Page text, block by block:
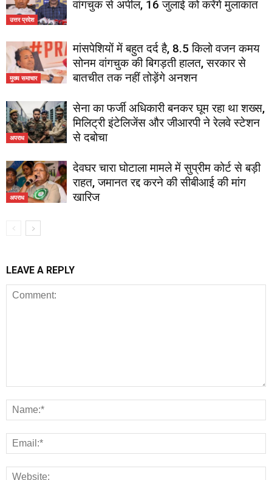
उत्तर प्रदेश
वांगचुक से अपील, 16 जुलाई को करेंगे मुलाकात
मुख्य समाचार
मांसपेशियों में बहुत दर्द है, 8.5 किलो वजन कमय
सोनम वांगचुक की बिगड़ती हालत, सरकार से
बातचीत तक नहीं तोड़ेंगे अनशन
अपराध
सेना का फर्जी अधिकारी बनकर घूम रहा था शख्स,
मिलिट्री इंटेलिजेंस और जीआरपी ने रेलवे स्टेशन
से दबोचा
अपराध
देवघर चारा घोटाला मामले में सुप्रीम कोर्ट से बड़ी
राहत, जमानत रद्द करने की सीबीआई की मांग
खारिज
LEAVE A REPLY